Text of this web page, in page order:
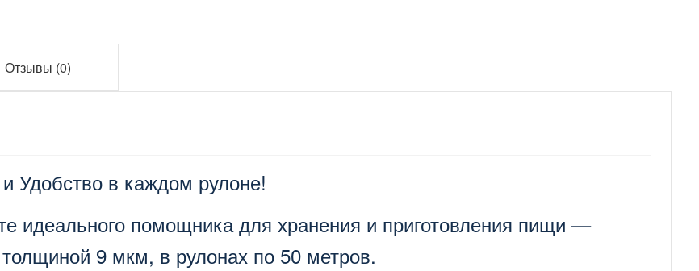
Отзывы (0)
Удобство в каждом рулоне!
идеального помощника для хранения и приготовления пищи —
9 мкм, в рулонах по 50 метров.